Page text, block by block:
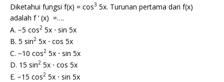
Diketahui fungsi f(x) = cos3 5x. Turunan pertama dari f(x)
adalah f ‘ (x) =….
A. −5 cos2 5x ⋅ sin 5x
B. 5 sin2 5x ⋅ cos 5x
C. −10 cos2 5x ⋅ sin 5x
D. 15 sin2 5x ⋅ cos 5x
E. −15 cos2 5x ⋅ sin 5x